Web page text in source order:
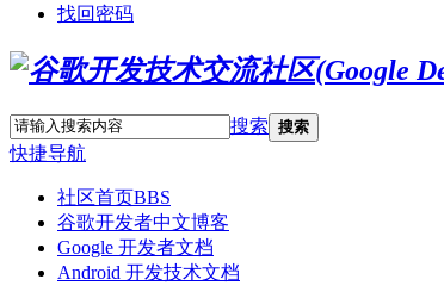
找回密码
搜索 搜索
快捷导航
社区首页BBS
谷歌开发者中文博客
Google 开发者文档
Android 开发技术文档